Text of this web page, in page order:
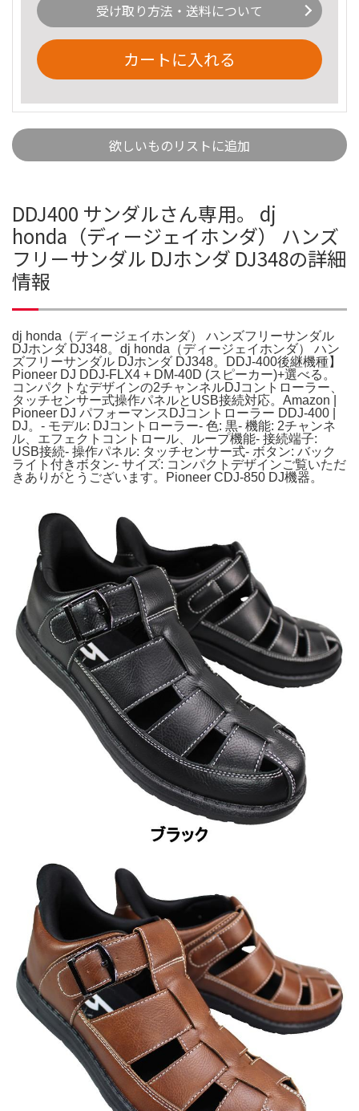
受け取り方法・送料について
カートに入れる
欲しいものリストに追加
DDJ400 サンダルさん専用。 dj
honda（ディージェイホンダ） ハンズ
フリーサンダル DJホンダ DJ348の詳細
情報
dj honda（ディージェイホンダ） ハンズフリーサンダル
DJホンダ DJ348。dj honda（ディージェイホンダ） ハン
ズフリーサンダル DJホンダ DJ348。DDJ-400後継機種】
Pioneer DJ DDJ-FLX4 + DM-40D (スピーカー)+選べる。
コンパクトなデザインの2チャンネルDJコントローラー、
タッチセンサー式操作パネルとUSB接続対応。Amazon |
Pioneer DJ パフォーマンスDJコントローラー DDJ-400 |
DJ。- モデル: DJコントローラー- 色: 黒- 機能: 2チャンネ
ル、エフェクトコントロール、ループ機能- 接続端子:
USB接続- 操作パネル: タッチセンサー式- ボタン: バック
ライト付きボタン- サイズ: コンパクトデザインご覧いただ
きありがとうございます。Pioneer CDJ-850 DJ機器。